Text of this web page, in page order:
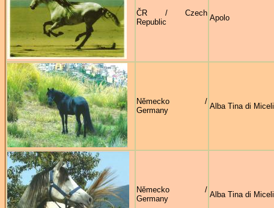
ČR / Czech
Republic
Apolo
Německo /
Germany
Alba Tina di Miceli
Německo /
Germany
Alba Tina di Miceli